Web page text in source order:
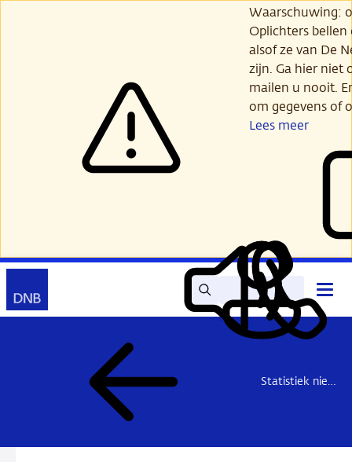
Waarschuwing:
Oplichters
alsof ze van De
zijn. Ga hier niet
mailen u nooit.
om gegevens of
Lees meer
Zoek Lees
voor
Mijn
DNB
Contact
Statistiek nieuws